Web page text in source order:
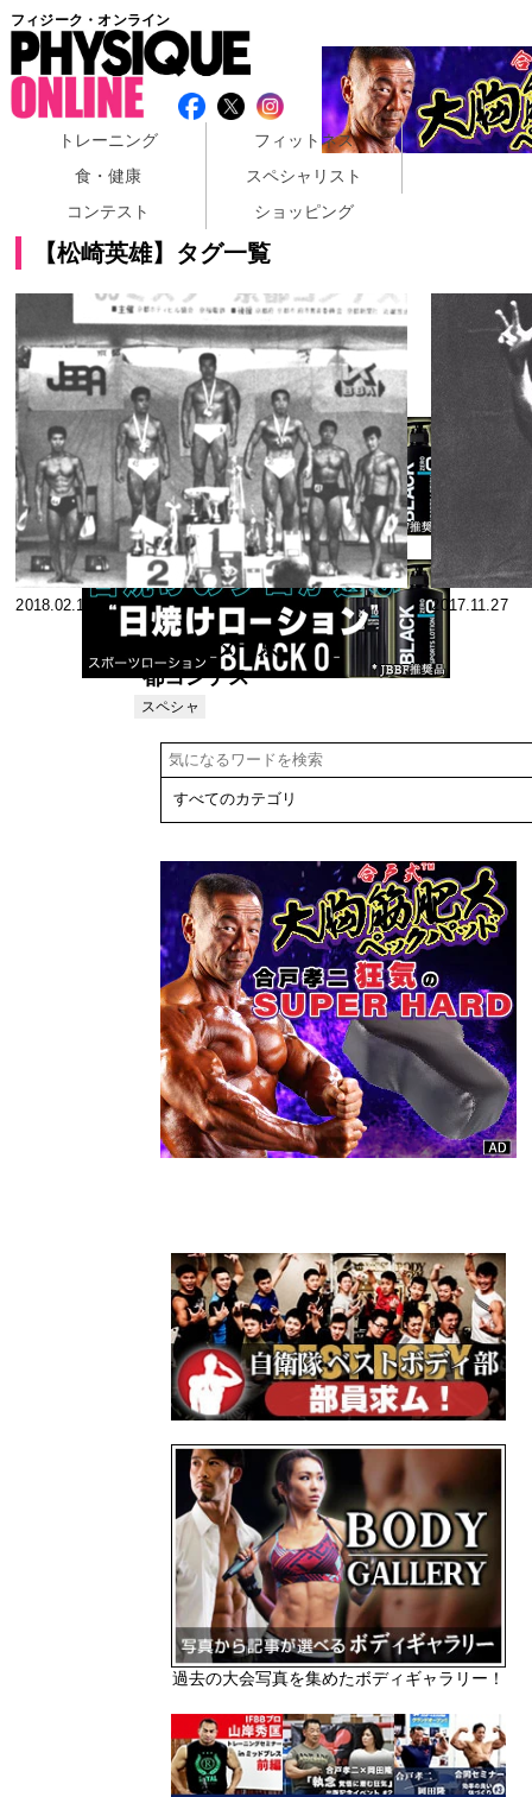
フィジーク・オンライン
トレーニング
フィットネス
食・健康
スペシャリスト
コンテスト
ショッピング
【松崎英雄】タグ一覧
2018.02.16
’69ミスター京
都コンテス
ト ～’69
CONTEST ～
スペシャ
2017.11.27
過去の大会写真を集めたボディギャラリー！